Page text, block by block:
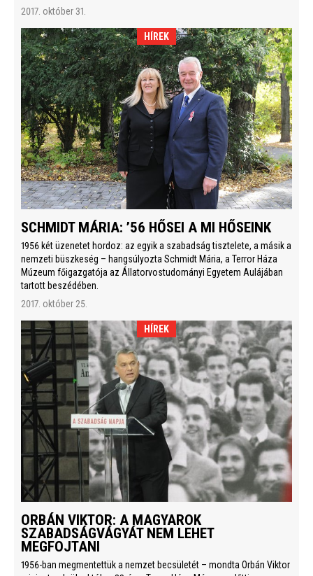
2017. október 31.
HÍREK
SCHMIDT MÁRIA: ’56 HŐSEI A MI HŐSEINK
1956 két üzenetet hordoz: az egyik a szabadság tisztelete, a másik a
nemzeti büszkeség – hangsúlyozta Schmidt Mária, a Terror Háza
Múzeum főigazgatója az Állatorvostudományi Egyetem Aulájában
tartott beszédében.
2017. október 25.
HÍREK
ORBÁN VIKTOR: A MAGYAROK
SZABADSÁGVÁGYÁT NEM LEHET
MEGFOJTANI
1956-ban megmentettük a nemzet becsületét – mondta Orbán Viktor